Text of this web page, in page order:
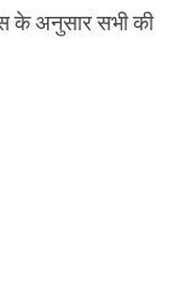
के अनुसार सभी की